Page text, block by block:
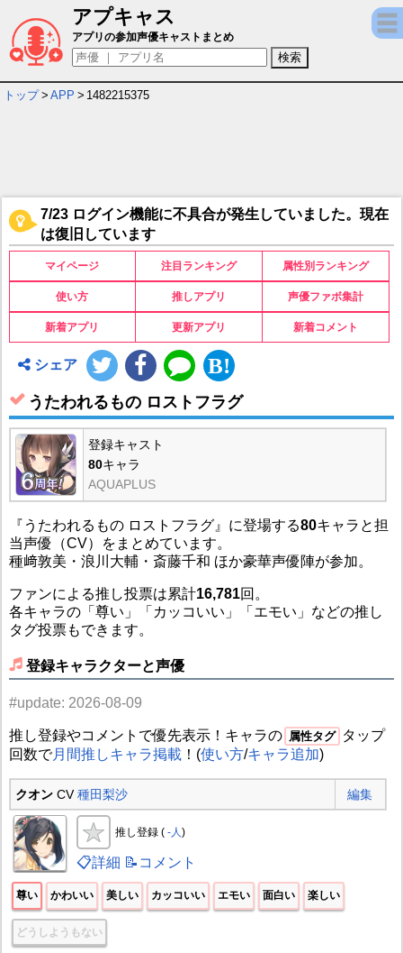
アプキャス
うたわれるもの ロストフラグ キャラ＆声優
アプリの参加声優キャストまとめ
トップ > APP > 1482215375
7/23 ログイン機能に不具合が発生していました。現在
は復旧しています
マイページ 注目ランキング 属性別ランキング
使い方 推しアプリ 声優ファボ集計
新着アプリ 更新アプリ 新着コメント
シェア
うたわれるもの ロストフラグ
登録キャスト
80キャラ
AQUAPLUS
『うたわれるもの ロストフラグ』に登場する80キャラと担
当声優（CV）をまとめています。
種﨑敦美・浪川大輔・斎藤千和 ほか豪華声優陣が参加。
ファンによる推し投票は累計16,781回。
各キャラの「尊い」「カッコいい」「エモい」などの推し
タグ投票もできます。
登録キャラクターと声優
#update: 2026-08-09
推し登録やコメントで優先表示！キャラの 属性タグ
タップ
回数で月間推しキャラ掲載！(使い方/キャラ追加)
クオンCV種田梨沙 編集
推し登録 ( -人)
📋詳細 📝コメント
尊い かわいい 美しい カッコいい エモい 面白い 楽しい
どうしようもない